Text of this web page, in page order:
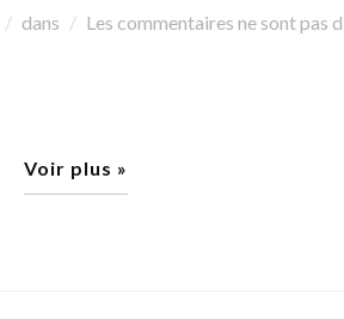
dans Les commentaires ne sont pas
Voir plus »